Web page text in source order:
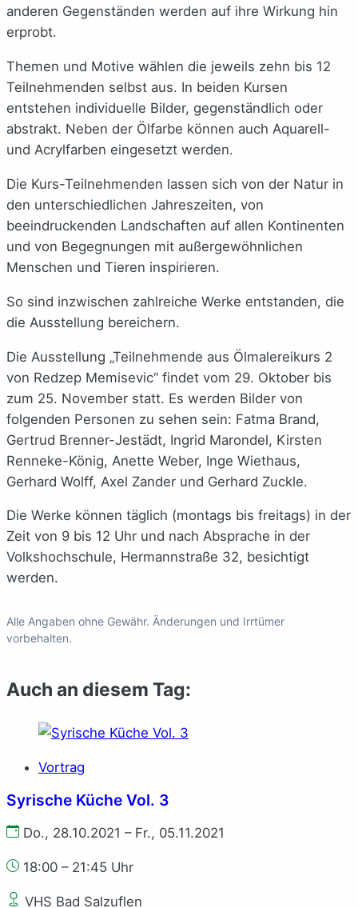
anderen Gegenständen werden auf ihre Wirkung hin
erprobt.
Themen und Motive wählen die jeweils zehn bis 12
Teilnehmenden selbst aus. In beiden Kursen
entstehen individuelle Bilder, gegenständlich oder
abstrakt. Neben der Ölfarbe können auch Aquarell-
und Acrylfarben eingesetzt werden.
Die Kurs-Teilnehmenden lassen sich von der Natur in
den unterschiedlichen Jahreszeiten, von
beeindruckenden Landschaften auf allen Kontinenten
und von Begegnungen mit außergewöhnlichen
Menschen und Tieren inspirieren.
So sind inzwischen zahlreiche Werke entstanden, die
die Ausstellung bereichern.
Die Ausstellung „Teilnehmende aus Ölmalereikurs 2
von Redzep Memisevic“ findet vom 29. Oktober bis
zum 25. November statt. Es werden Bilder von
folgenden Personen zu sehen sein: Fatma Brand,
Gertrud Brenner-Jestädt, Ingrid Marondel, Kirsten
Renneke-König, Anette Weber, Inge Wiethaus,
Gerhard Wolff, Axel Zander und Gerhard Zuckle.
Die Werke können täglich (montags bis freitags) in der
Zeit von 9 bis 12 Uhr und nach Absprache in der
Volkshochschule, Hermannstraße 32, besichtigt
werden.
Alle Angaben ohne Gewähr. Änderungen und Irrtümer
vorbehalten.
Auch an diesem Tag:
Vortrag
Syrische Küche Vol. 3
Do., 28.10.2021 – Fr., 05.11.2021
18:00 – 21:45 Uhr
VHS Bad Salzuflen